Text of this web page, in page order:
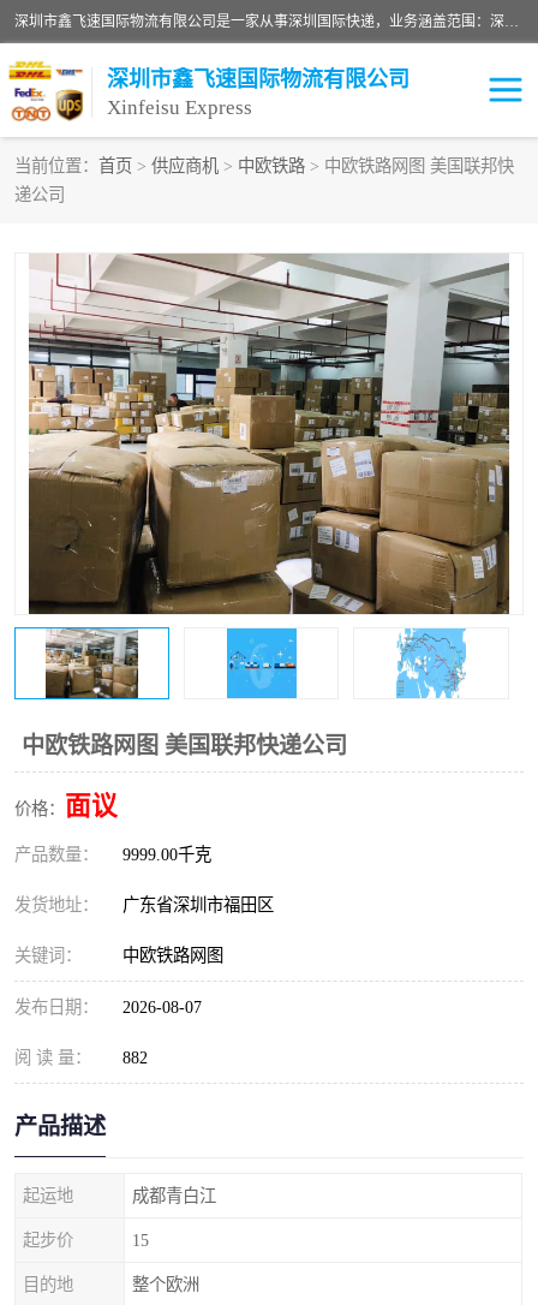
深圳市鑫飞速国际物流有限公司是一家从事深圳国际快递，业务涵盖范围：深圳DHL国际快递、深圳国际快递公司、深圳国际物流公司、深圳国际快递、深圳DHL国际快递电话可拨打全国服务热线：15019287411。欢迎各位亲来人来电到我司洽谈合作。
深圳市鑫飞速国际物流有限公司
Xinfeisu Express
当前位置： 首页 > 供应商机 > 中欧铁路 > 中欧铁路网图 美国联邦快
递公司
中欧铁路网图 美国联邦快递公司
价格： 面议
产品数量： 9999.00千克
发货地址： 广东省深圳市福田区
关键词： 中欧铁路网图
发布日期： 2026-08-07
阅 读 量： 882
产品描述
起运地 成都青白江
起步价 15
目的地 整个欧洲
联邦快递
俄罗斯快递 巴西快递
深圳DHL国际快递 伊朗快递
UPS国际快递 深圳国际快递公司
深圳国际物流公司 深圳国际快递电话
DHL国际快递电话 深圳国际快递
新能源电池出口物流